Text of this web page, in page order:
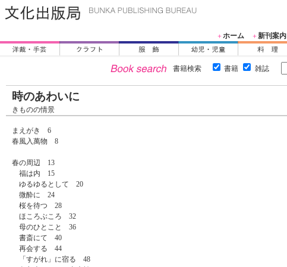
＋ホーム ＋新刊案内
書籍検索 書籍 雑誌
時のあわいに
きものの情景
まえがき 6
春風入萬物 8
春の周辺 13
福は内 15
ゆるゆるとして 20
微酔に 24
桜を待つ 28
ほころぶころ 32
母のひとこと 36
書斎にて 40
再会する 44
「すがれ」に宿る 48